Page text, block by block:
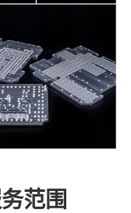
范围